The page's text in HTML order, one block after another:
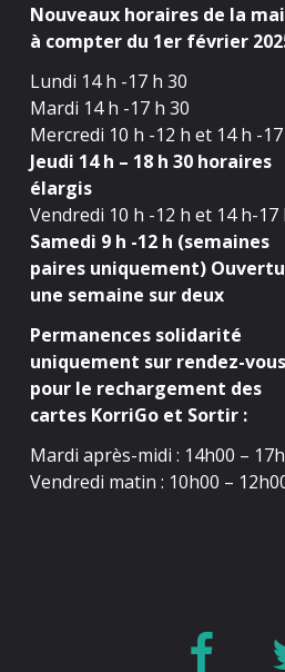
Nouveaux horaires de la
à compter du 1er février
Lundi 14 h -17 h 30
Mardi 14 h -17 h 30
Mercredi 10 h -12 h et 14 h -
Jeudi 14 h – 18 h 30 horaires
élargis
Vendredi 10 h -12 h et 14 h-17
Samedi 9 h -12 h (semaines
paires uniquement)
une semaine sur deux
Permanences solidarité
uniquement sur rendez-vous
pour le rechargement des
cartes KorriGo et Sortir :
Mardi après-midi : 14h00 –
Vendredi matin : 10h00 –